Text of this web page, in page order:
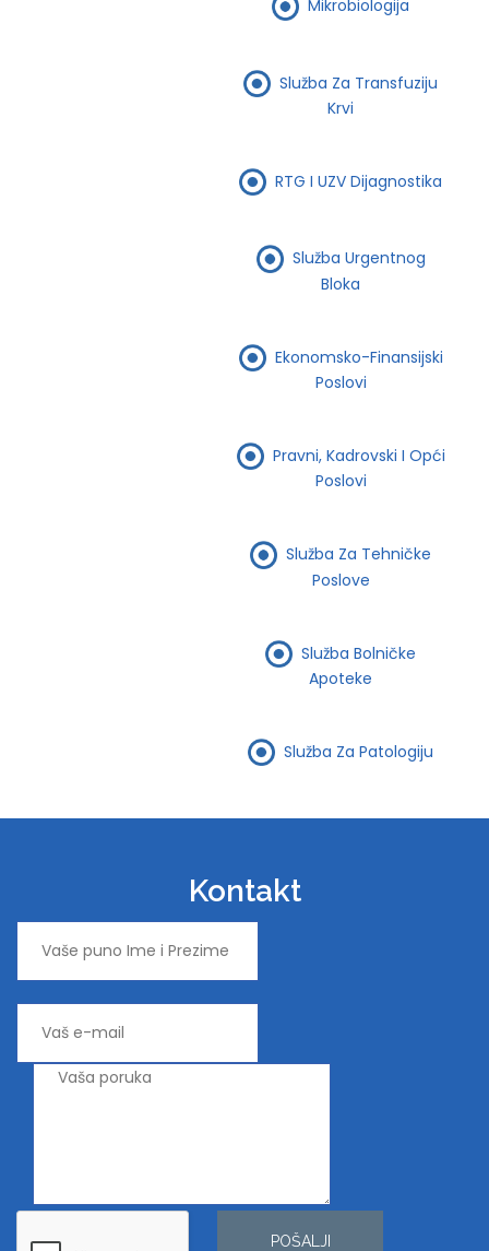
Mikrobiologija
Služba Za Transfuziju
Krvi
RTG I UZV Dijagnostika
Služba Urgentnog
Bloka
Ekonomsko-Finansijski
Poslovi
Pravni, Kadrovski I Opći
Poslovi
Služba Za Tehničke
Poslove
Služba Bolničke
Apoteke
Služba Za Patologiju
Kontakt
POŠALJI